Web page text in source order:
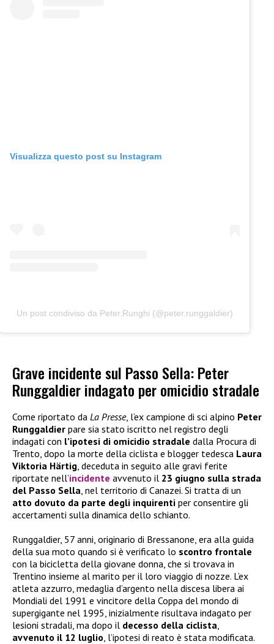
Visualizza questo post su Instagram
Un post condiviso da Peter.Runghi (@peter.runggaldier)
Grave incidente sul Passo Sella: Peter
Runggaldier indagato per omicidio stradale
Come riportato da La Presse, l’ex campione di sci alpino Peter
Runggaldier pare sia stato iscritto nel registro degli
indagati con l’ipotesi di omicidio stradale dalla Procura di
Trento, dopo la morte della ciclista e blogger tedesca Laura
Viktoria Härtig , deceduta in seguito alle gravi ferite
riportate nell’incidente avvenuto il 23 giugno sulla strada
del Passo Sella , nel territorio di Canazei. Si tratta di un
atto dovuto da parte degli inquirenti per consentire gli
accertamenti sulla dinamica dello schianto.
Runggaldier, 57 anni, originario di Bressanone, era alla guida
della sua moto quando si è verificato lo scontro frontale
con la bicicletta della giovane donna, che si trovava in
Trentino insieme al marito per il loro viaggio di nozze. L’ex
atleta azzurro, medaglia d’argento nella discesa libera ai
Mondiali del 1991 e vincitore della Coppa del mondo di
supergigante nel 1995, inizialmente risultava indagato per
lesioni stradali, ma dopo il decesso della ciclista
avvenuto il 12 luglio , l’ipotesi di reato è stata modificata.